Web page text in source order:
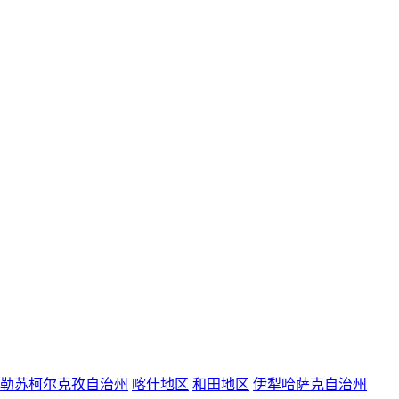
苏柯尔克孜自治州 喀什地区 和田地区 伊犁哈萨克自治州